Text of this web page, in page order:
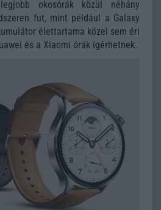
okosórák közül néhány
fut, mint például a Galaxy
élettartama közel sem éri
és a Xiaomi órák ígérhetnek.